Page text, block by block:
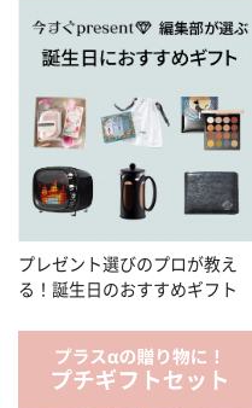
プレゼント選びのプロが教え
る！誕生日のおすすめギフト